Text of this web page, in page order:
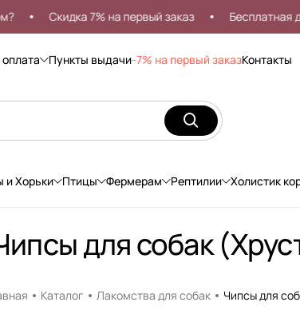
Скидка 7% на первый заказ Бесплатная
Пункты выдачи-7% на первый заказКонтакты
и Хорьки Птицы Фермерам Рептилии Холистик
для собак
Каталог Лакомства для собак Чипсы для